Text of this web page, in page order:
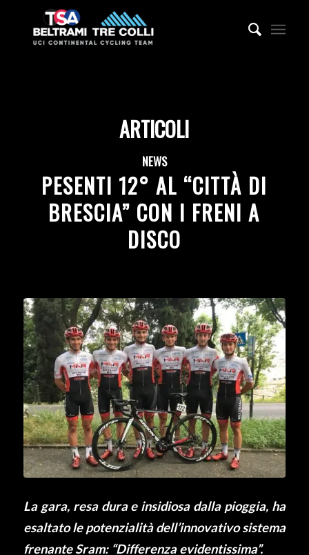
ARTICOLI
NEWS
PESENTI 12° AL “CITTÀ DI
BRESCIA” CON I FRENI A
DISCO
La gara, resa dura e insidiosa dalla pioggia, ha
esaltato le potenzialità dell’innovativo sistema
frenante Sram: “Differenza evidentissima”.